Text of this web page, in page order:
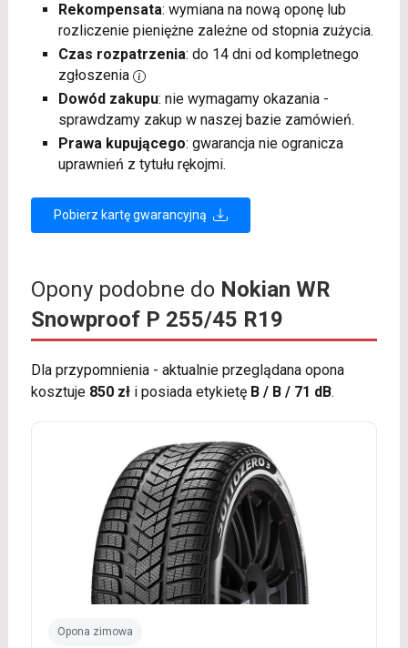
Rekompensata: wymiana na nową oponę lub
rozliczenie pieniężne zależne od stopnia zużycia.
Czas rozpatrzenia: do 14 dni od kompletnego
zgłoszenia
Dowód zakupu: nie wymagamy okazania -
sprawdzamy zakup w naszej bazie zamówień.
Prawa kupującego: gwarancja nie ogranicza
uprawnień z tytułu rękojmi.
Pobierz kartę gwarancyjną
Opony podobne do Nokian WR
Snowproof P 255/45 R19
Dla przypomnienia - aktualnie przeglądana opona
kosztuje 850 złi posiada etykietę B / B / 71 dB.
Opona zimowa